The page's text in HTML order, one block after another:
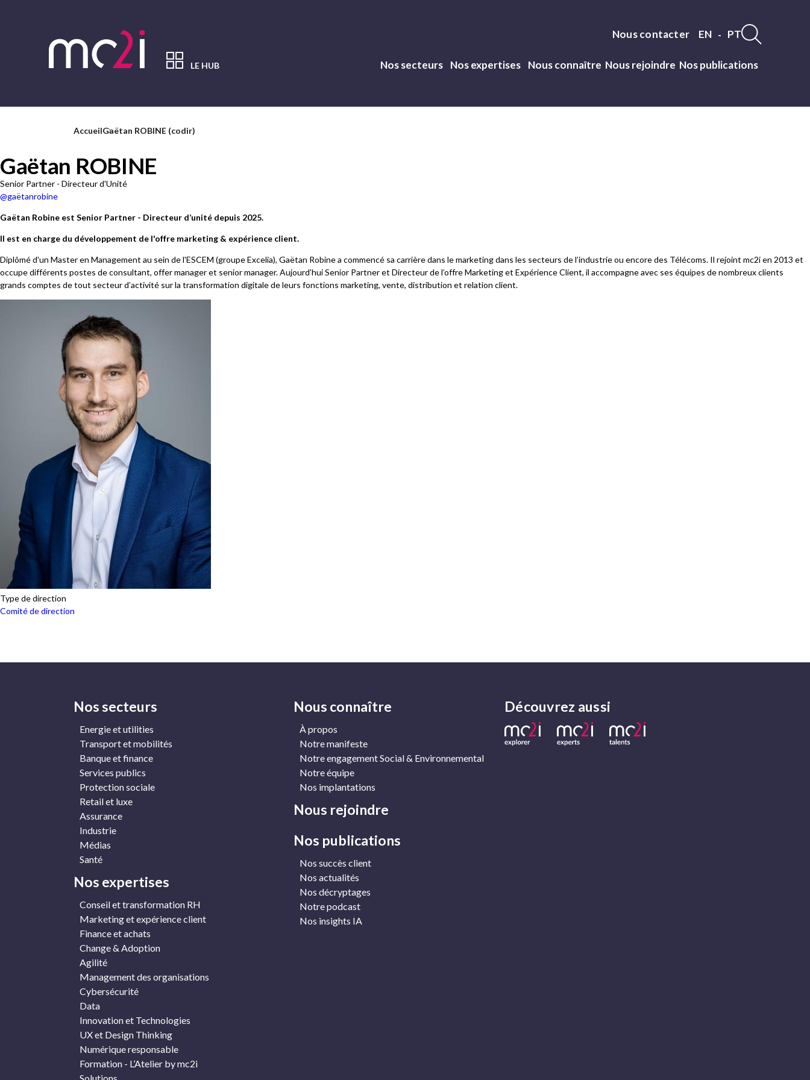
Nous contacter
Nav
EN PT
LE HUB
mc2i
Nos secteurs Nos expertises Nous connaître Nous rejoindre Nos publications
AccueilGaëtan ROBINE (codir)
Gaëtan ROBINE
Senior Partner - Directeur d'Unité
@gaëtanrobine
Gaëtan Robine est Senior Partner - Directeur d’unité depuis 2025.
Il est en charge du développement de l'offre marketing & expérience client.
Diplômé d'un Master en Management au sein de l'ESCEM (groupe Excelia), Gaëtan Robine a commencé sa carrière dans le marketing dans les secteurs de l’industrie ou encore des Télécoms. Il rejoint mc2i en 2013 et
occupe différents postes de consultant, offer manager et senior manager. Aujourd’hui Senior Partner et Directeur de l’offre Marketing et Expérience Client, il accompagne avec ses équipes de nombreux clients
grands comptes de tout secteur d’activité sur la transformation digitale de leurs fonctions marketing, vente, distribution et relation client.
Type de direction
Comité de direction
Navigation
mc2i
Nos secteurs
Energie et utilities
Transport et mobilités
Banque et finance
Services publics
Protection sociale
Retail et luxe
Assurance
Industrie
Médias
Santé
Nos expertises
Conseil et transformation RH
Marketing et expérience client
Finance et achats
Change & Adoption
Agilité
Management des organisations
Cybersécurité
Data
Innovation et Technologies
UX et Design Thinking
Numérique responsable
Formation - L’Atelier by mc2i
Nous connaître
À propos
Notre manifeste
Notre engagement Social & Environnemental
Notre équipe
Nos implantations
Nous rejoindre
Nos publications
Nos succès client
Nos actualités
Nos décryptages
Notre podcast
Nos insights IA
Découvrez aussi